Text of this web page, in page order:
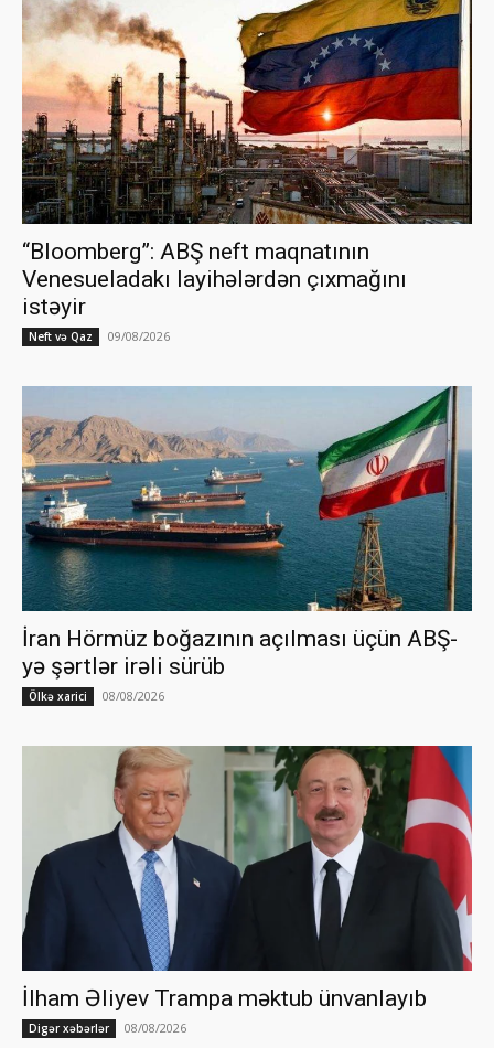
“Bloomberg”: ABŞ neft maqnatının
Venesueladakı layihələrdən çıxmağını
istəyir
Neft və Qaz 09/08/2026
İran Hörmüz boğazının açılması üçün ABŞ-
yə şərtlər irəli sürüb
Ölkə xarici 08/08/2026
İlham Əliyev Trampa məktub ünvanlayıb
Digər xəbərlər 08/08/2026